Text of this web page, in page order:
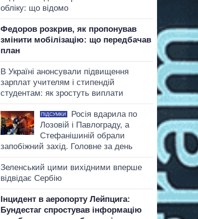
обліку: що відомо
Федоров розкрив, як пропонував
змінити мобілізацію: що передбачав
план
В Україні анонсували підвищення
зарплат учителям і стипендій
студентам: як зростуть виплати
ПІДСУМКИ
Росія вдарила по
Лозовій і Павлограду, а
Стефанішиній обрали
запобіжний захід. Головне за день
Зеленський цими вихідними вперше
відвідає Сербію
Інцидент в аеропорту Лейпцига:
Бундестаг спростував інформацію